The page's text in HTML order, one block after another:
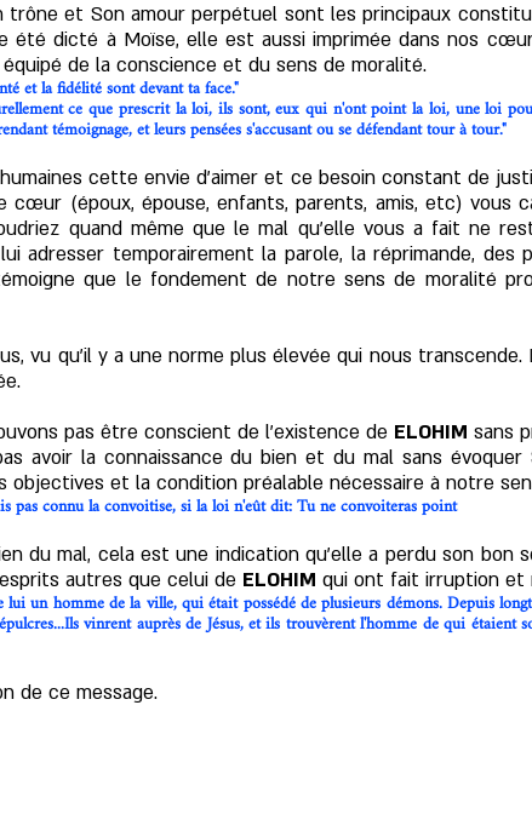
et Son amour perpétuel sont les principaux
été dicté à Moïse, elle est aussi imprimée dans nos
de la conscience et du sens de moralité.
et la fidélité sont devant ta face."
ce que prescrit la loi, ils sont, eux qui n'ont point la loi, une loi
témoignage, et leurs pensées s'accusant ou se défendant tour à tour."
cette envie d’aimer et ce besoin constant de
(époux, épouse, enfants, parents, amis, etc) vous
quand même que le mal qu'elle vous a fait ne
temporairement la parole, la réprimande, des
que le fondement de notre sens de moralité
vu qu'il y a une norme plus élevée qui nous transcende.
pas être conscient de l'existence de ELOHIM sans
avoir la connaissance du bien et du mal sans évoquer
objectives et la condition préalable nécessaire à notre
pas connu la convoitise, si la loi n'eût dit: Tu ne convoiteras point
du mal, cela est une indication qu'elle a perdu son bon
autres que celui de ELOHIM qui ont fait irruption et
un homme de la ville, qui était possédé de plusieurs démons. Depuis
vinrent auprès de Jésus, et ils trouvèrent l'homme de qui étaient
de ce message.